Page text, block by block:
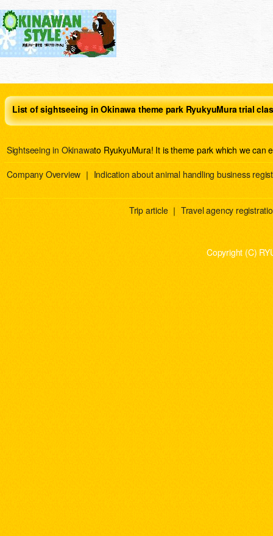
List of sightseeing in Okinawa theme park RyukyuMura trial
Sightseeing in Okinawato RyukyuMura! It is theme park which we can
Company Overview ｜ Indication about animal handling business
Trip article ｜ Travel agency
Copyright (C)